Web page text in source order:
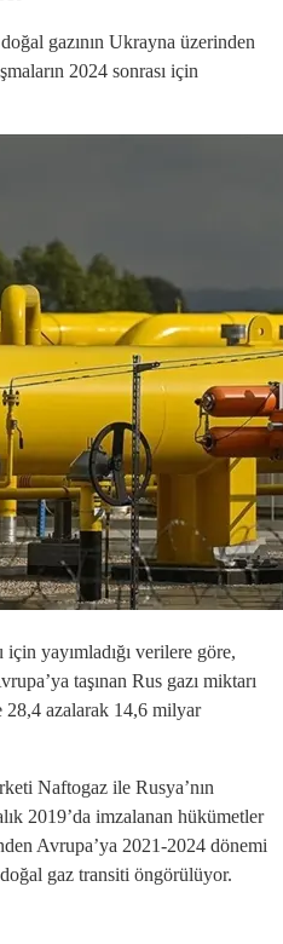
gazının Ukrayna üzerinden
2024 sonrası için
yayımladığı verilere göre,
taşınan Rus gazı miktarı
28,4 azalarak 14,6 milyar
Naftogaz ile Rusya’nın
2019’da imzalanan hükümetler
Avrupa’ya 2021-2024 dönemi
gaz transiti öngörülüyor.